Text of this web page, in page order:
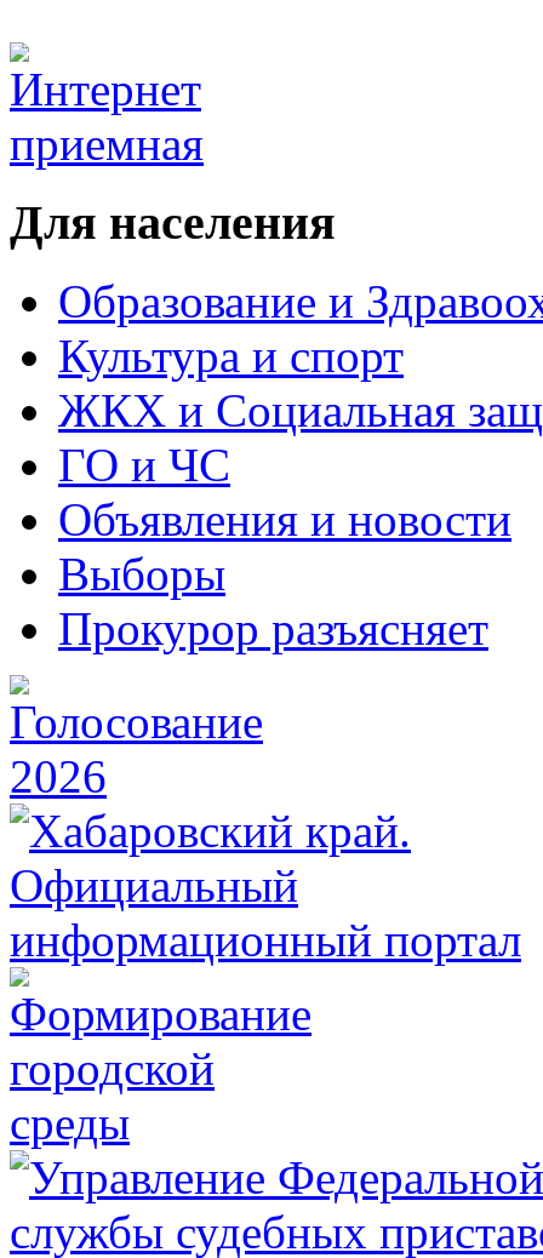
Для населения
Образование и
Культура и спорт
ЖКХ и Социальная
ГО и ЧС
Объявления и новости
Выборы
Прокурор разъясняет